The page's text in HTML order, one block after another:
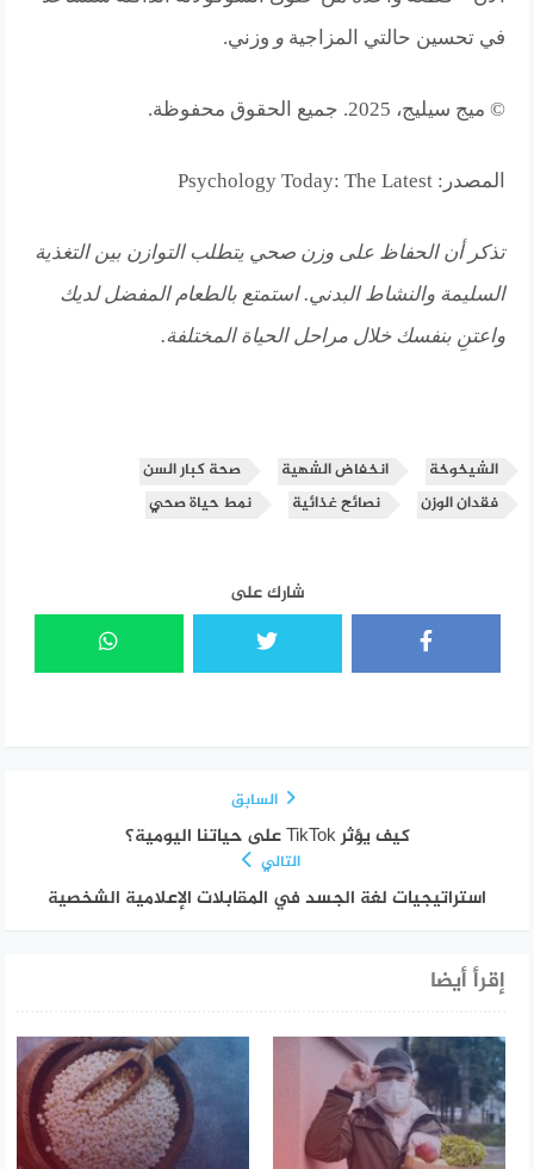
في تحسين حالتي المزاجيةو وزني.
© ميج سيليج، 2025. جميع الحقوق محفوظة.
المصدر: Psychology Today: The Latest
تذكر أن الحفاظ على وزن صحي يتطلب التوازن بين التغذية
السليمة والنشاط البدني. استمتع بالطعام المفضل لديك
واعتنِ بنفسك خلال مراحل الحياة المختلفة.
الشيخوخة انخفاض الشهية
صحة كبار السن
فقدان الوزن
نصائح غذائية نمط حياة صحي
شارك على
السابق
كيف يؤثر TikTok على حياتنا اليومية؟
التالي
استراتيجيات لغة الجسد في المقابلات الإعلامية الشخصية
إقرأ أيضا